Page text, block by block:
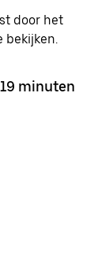
door het
bekijken.
minuten